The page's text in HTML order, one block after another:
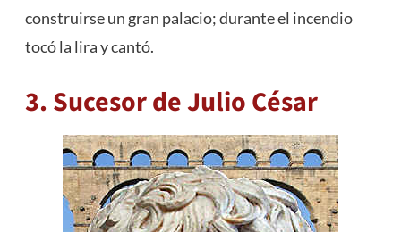
construirse un gran palacio; durante el incendio
tocó la lira y cantó.
3. Sucesor de Julio César